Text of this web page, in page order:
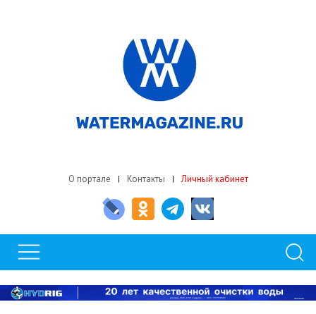
О портале Контакты Личный кабинет